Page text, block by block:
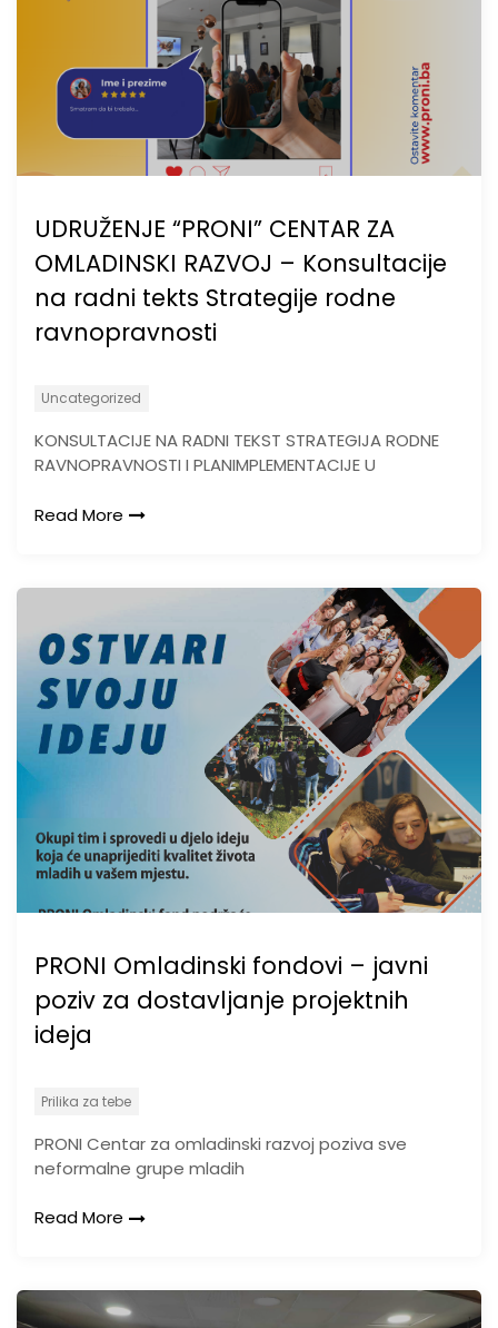
UDRUŽENJE “PRONI” CENTAR ZA
OMLADINSKI RAZVOJ – Konsultacije
na radni tekts Strategije rodne
ravnopravnosti
Uncategorized
KONSULTACIJE NA RADNI TEKST STRATEGIJA RODNE
RAVNOPRAVNOSTI I PLANIMPLEMENTACIJE U
Read More
PRONI Omladinski fondovi – javni
poziv za dostavljanje projektnih
ideja
Prilika za tebe
PRONI Centar za omladinski razvoj poziva sve
neformalne grupe mladih
Read More